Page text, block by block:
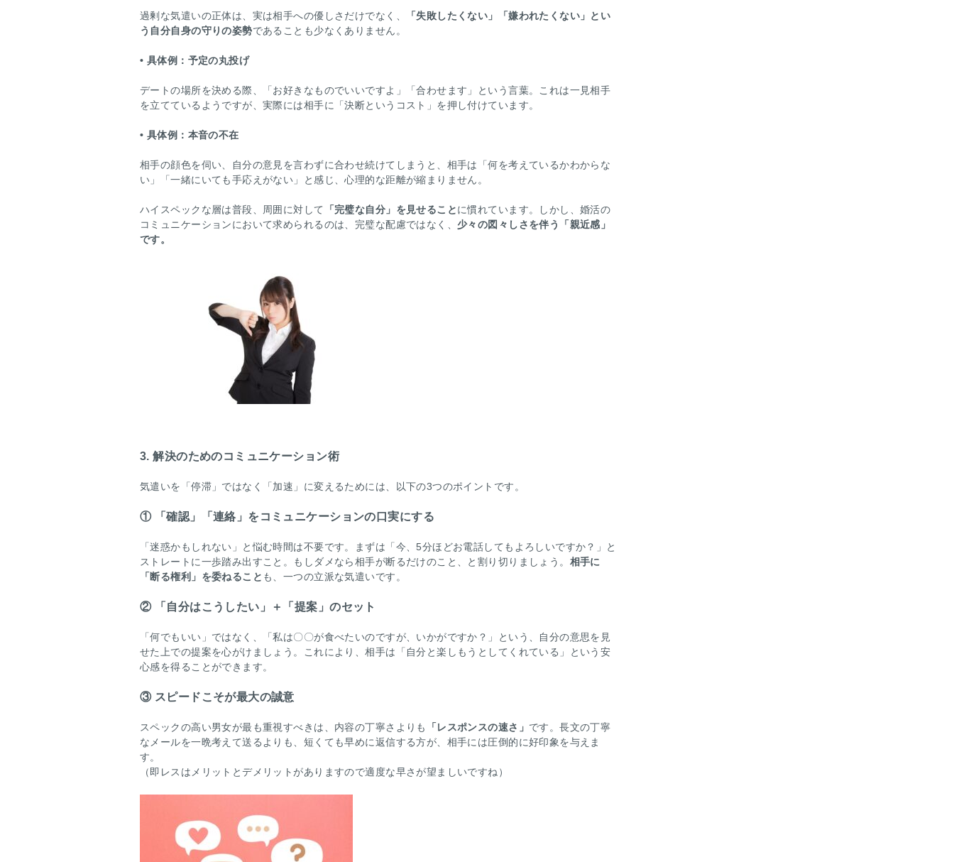
過剰な気遣いの正体は、実は相手への優しさだけでなく、
「失敗したくない」「嫌われたくない」とい
う自分自身の守りの姿勢であることも少なくありません。
• 具体例：予定の丸投げ
デートの場所を決める際、「お好きなものでいいですよ」「合わせます」という言葉。これは一見相手
を立てているようですが、実際には相手に「決断というコスト」を押し付けています。
• 具体例：本音の不在
相手の顔色を伺い、自分の意見を言わずに合わせ続けてしまうと、相手は「何を考えているかわからな
い」「一緒にいても手応えがない」と感じ、心理的な距離が縮まりません。
ハイスペックな層は普段、周囲に対して 「完璧な自分」を見せることに慣れています。しかし、婚活の
コミュニケーションにおいて求められるのは、完璧な配慮ではなく、 少々の図々しさを伴う「親近感」
です。
3. 解決のためのコミュニケーション術
気遣いを「停滞」ではなく「加速」に変えるためには、以下の3つのポイントです。
① 「確認」「連絡」をコミュニケーションの口実にする
「迷惑かもしれない」と悩む時間は不要です。まずは「今、5分ほどお電話してもよろしいですか？」と
ストレートに一歩踏み出すこと。もしダメなら相手が断るだけのこと、と割り切りましょう。 相手に
「断る権利」を委ねること も、一つの立派な気遣いです。
② 「自分はこうしたい」＋「提案」のセット
「何でもいい」ではなく、「私は〇〇が食べたいのですが、いかがですか？」という、自分の意思を見
せた上での提案を心がけましょう。これにより、相手は「自分と楽しもうとしてくれている」という安
心感を得ることができます。
③ スピードこそが最大の誠意
スペックの高い男女が最も重視すべきは、内容の丁寧さよりも 「レスポンスの速さ」 です。長文の丁寧
なメールを一晩考えて送るよりも、短くても早めに返信する方が、相手には圧倒的に好印象を与えま
す。
（即レスはメリットとデメリットがありますので適度な早さが望ましいですね）